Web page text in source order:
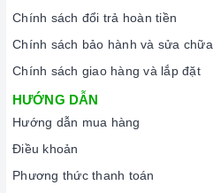
Chính sách đổi trả hoàn tiền
Chính sách bảo hành và sửa chữa
Chính sách giao hàng và lắp đặt
HƯỚNG DẪN
Hướng dẫn mua hàng
Điều khoản
Phương thức thanh toán